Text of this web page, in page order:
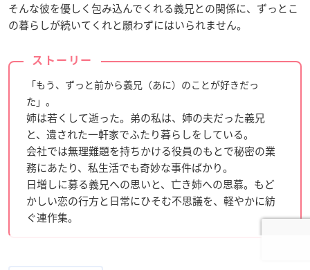
そんな彼を優しく包み込んでくれる義兄との関係に、ずっとこ
の暮らしが続いてくれと願わずにはいられません。
ストーリー
「もう、ずっと前から義兄（あに）のことが好きだっ
た」。
姉は若くして逝った。弟の私は、姉の夫だった義兄
と、遺された一軒家でふたり暮らしをしている。
会社では無理難題を持ちかける役員のもとで秘密の業
務にあたり、私生活でも奇妙な事件ばかり。
日増しに募る義兄への思いと、亡き姉への思慕。もど
かしい恋の行方と日常にひそむ不思議を、軽やかに紡
ぐ連作集。